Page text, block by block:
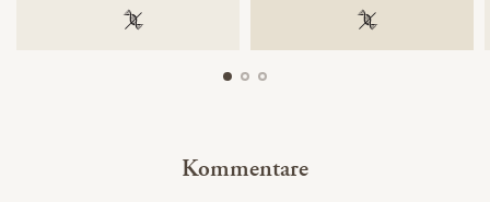
100 % gentechnikfrei 100 %
Kommentare